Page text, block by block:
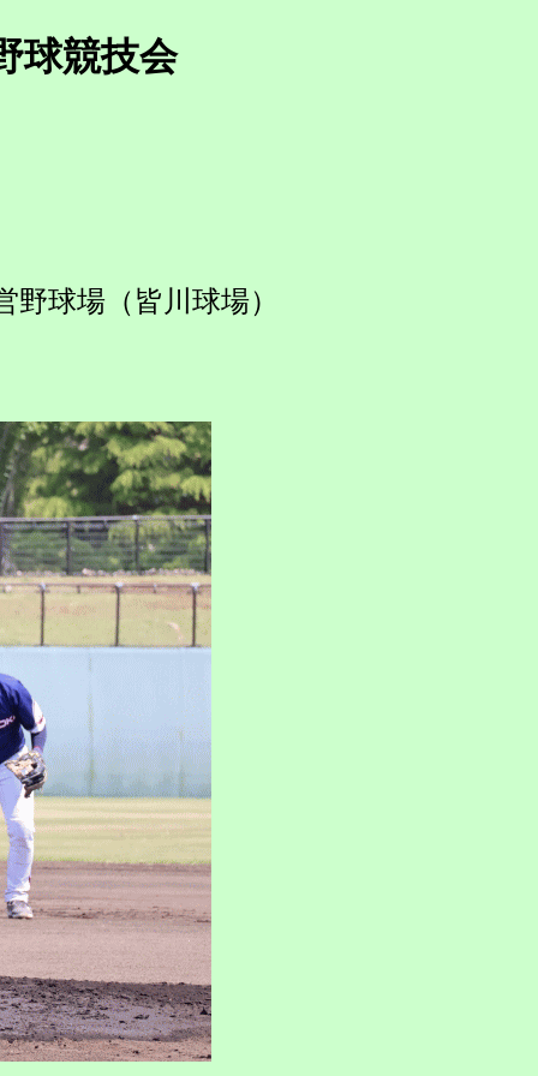
球競技会
場（皆川球場）